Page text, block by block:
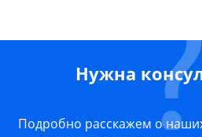
Нужна
Подробно расскажем о